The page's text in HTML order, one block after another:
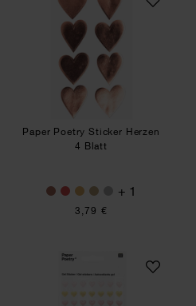
Paper Poetry Sticker Herzen
4 Blatt
+ 1
3,79 €
Set irisierend pastell 15mm
Paper Poetry